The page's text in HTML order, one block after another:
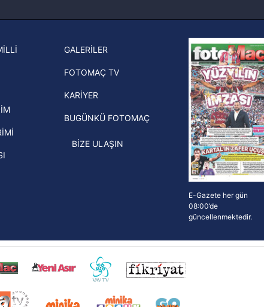
Aydınlatma Metnimizi okumak ve sitemizde ilgili
tıklayınız
Gornik
dış
Ligi'nde 3. Ön
belli
şampiyonluk yüzüğü verilecek
Hernan Crespo, Meksika Ligi
ekiplerinden Atlas'ın yeni teknik
direktörü oldu
GALERİLER
FOTOMAÇ TV
KARİYER
BUGÜNKÜ FOTOMAÇ
BİZE ULAŞIN
E-Gazete her gün
08:00’de
güncellenmektedir.